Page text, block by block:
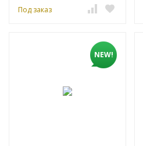
Под заказ
NEW!